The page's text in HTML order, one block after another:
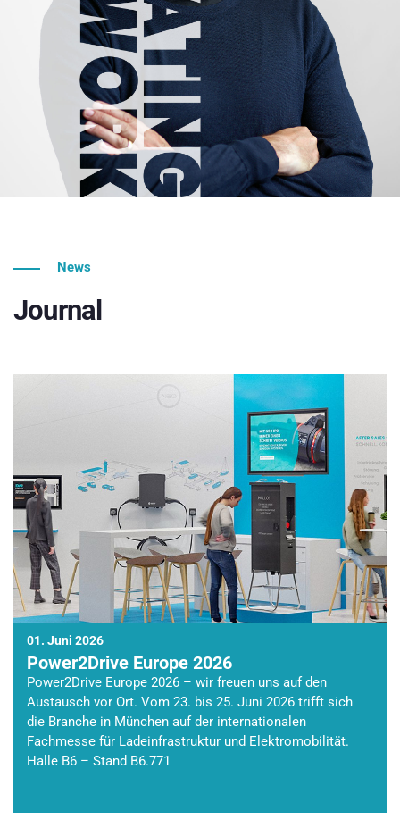
News
Journal
01. Juni 2026
Power2Drive Europe 2026
Power2Drive Europe 2026 – wir freuen uns auf den
Austausch vor Ort. Vom 23. bis 25. Juni 2026 trifft sich
die Branche in München auf der internationalen
Fachmesse für Ladeinfrastruktur und Elektromobilität.
Halle B6 – Stand B6.771